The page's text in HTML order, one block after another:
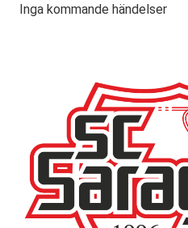
Inga kommande händelser